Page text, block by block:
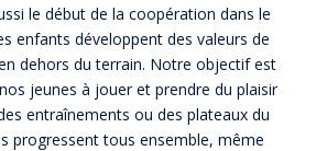
le début de la coopération dans le
enfants développent des valeurs de
dehors du terrain. Notre objectif est
jeunes à jouer et prendre du plaisir
entraînements ou des plateaux du
progressent tous ensemble, même